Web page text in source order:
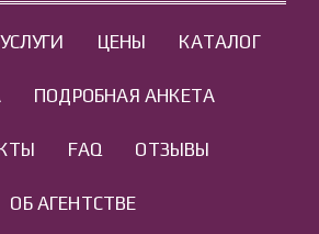
УСЛУГИ ЦЕНЫ КАТАЛОГ
ПОДРОБНАЯ АНКЕТА
FAQ ОТЗЫВЫ
ОБ АГЕНТСТВЕ